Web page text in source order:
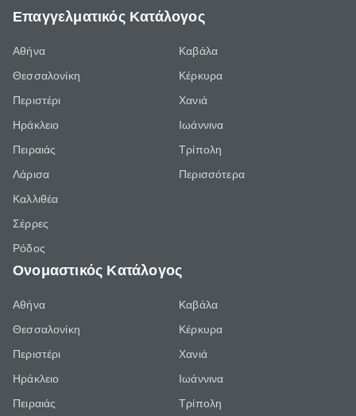
Επαγγελματικός Κατάλογος
Αθήνα
Θεσσαλονίκη
Περιστέρι
Ηράκλειο
Πειραιάς
Λάρισα
Καλλιθέα
Σέρρες
Ρόδος
Καβάλα
Κέρκυρα
Χανιά
Ιωάννινα
Τρίπολη
Περισσότερα
Ονομαστικός Κατάλογος
Αθήνα
Θεσσαλονίκη
Περιστέρι
Ηράκλειο
Πειραιάς
Καβάλα
Κέρκυρα
Χανιά
Ιωάννινα
Τρίπολη